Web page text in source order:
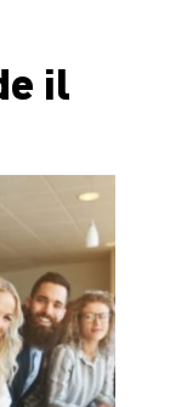
il